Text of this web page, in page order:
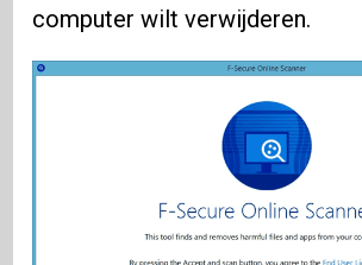
computer wilt verwijderen.